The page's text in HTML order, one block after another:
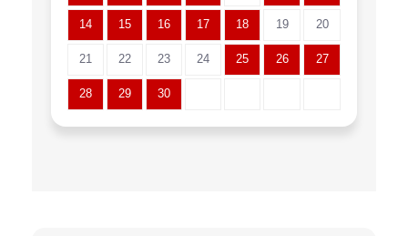
14 15 16 17 18 19 20
21 22 23 24 25 26 27
28 29 30